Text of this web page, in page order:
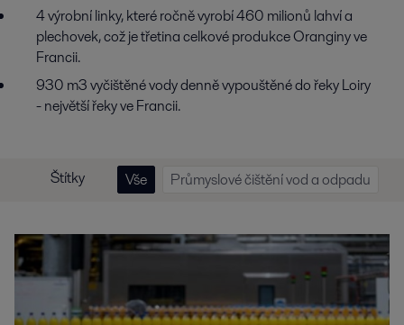
4 výrobní linky, které ročně vyrobí 460 milionů lahví a
plechovek, což je třetina celkové produkce Oranginy ve
Francii.
930 m3 vyčištěné vody denně vypouštěné do řeky Loiry
- největší řeky ve Francii.
Štítky Vše Průmyslové čištění vod a odpadu